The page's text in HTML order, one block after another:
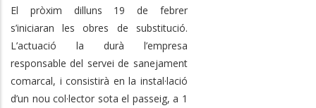
El pròxim dilluns 19 de febrer
s’iniciaran les obres de substitució.
L’actuació la durà l’empresa
responsable del servei de sanejament
comarcal, i consistirà en la instal·lació
d’un nou col·lector sota el passeig, a 1